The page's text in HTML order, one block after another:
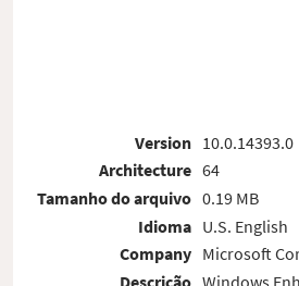
Version
Architecture
Tamanho do arquivo
Idioma
Company
Descrição
10.0.14393.0
64
0.19 MB
U.S. English
Microsoft
Windows